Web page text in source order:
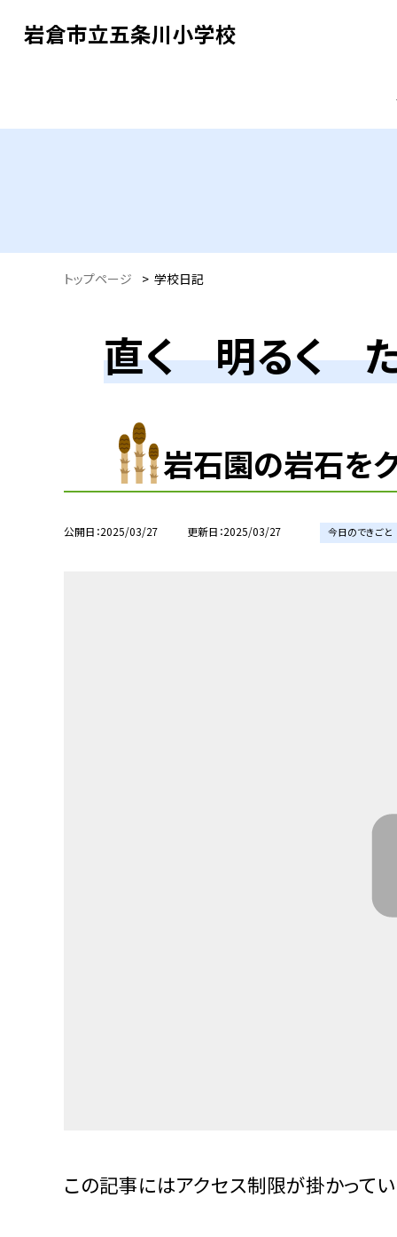
岩倉市立五条川小学校
トップページ > 学校日記
直く 明るく
岩石園の岩石を
公開日 2025/03/27 更新日 2025/03/27 今日のできごと
この記事にはアクセス制限が掛かって